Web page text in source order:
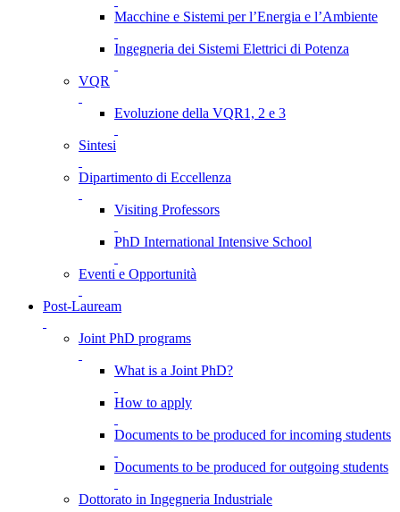
Macchine e Sistemi per l’Energia e l’Ambiente
Ingegneria dei Sistemi Elettrici di Potenza
VQR
Evoluzione della VQR1, 2 e 3
Sintesi
Dipartimento di Eccellenza
Visiting Professors
PhD International Intensive School
Eventi e Opportunità
Post-Lauream
Joint PhD programs
What is a Joint PhD?
How to apply
Documents to be produced for incoming students
Documents to be produced for outgoing students
Dottorato in Ingegneria Industriale